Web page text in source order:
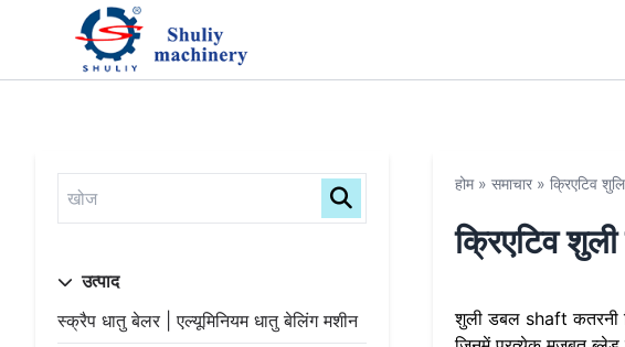
उत्पाद
स्क्रैप धातु बेलर | एल्यूमिनियम धातु बेलिंग मशीन
होम» समाचार » क्रिएटिव
क्रिएटिव
शुली डबल shaft कतरनी